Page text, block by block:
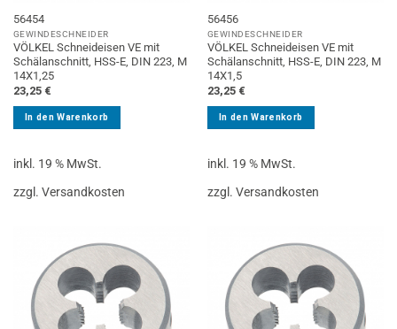
56454
GEWINDESCHNEIDER
VÖLKEL Schneideisen VE mit
Schälanschnitt, HSS-E, DIN 223, M
14X1,25
23,25 €
In den Warenkorb
inkl. 19 % MwSt.
zzgl. Versandkosten
56456
GEWINDESCHNEIDER
VÖLKEL Schneideisen VE mit
Schälanschnitt, HSS-E, DIN 223, M
14X1,5
23,25 €
In den Warenkorb
inkl. 19 % MwSt.
zzgl. Versandkosten